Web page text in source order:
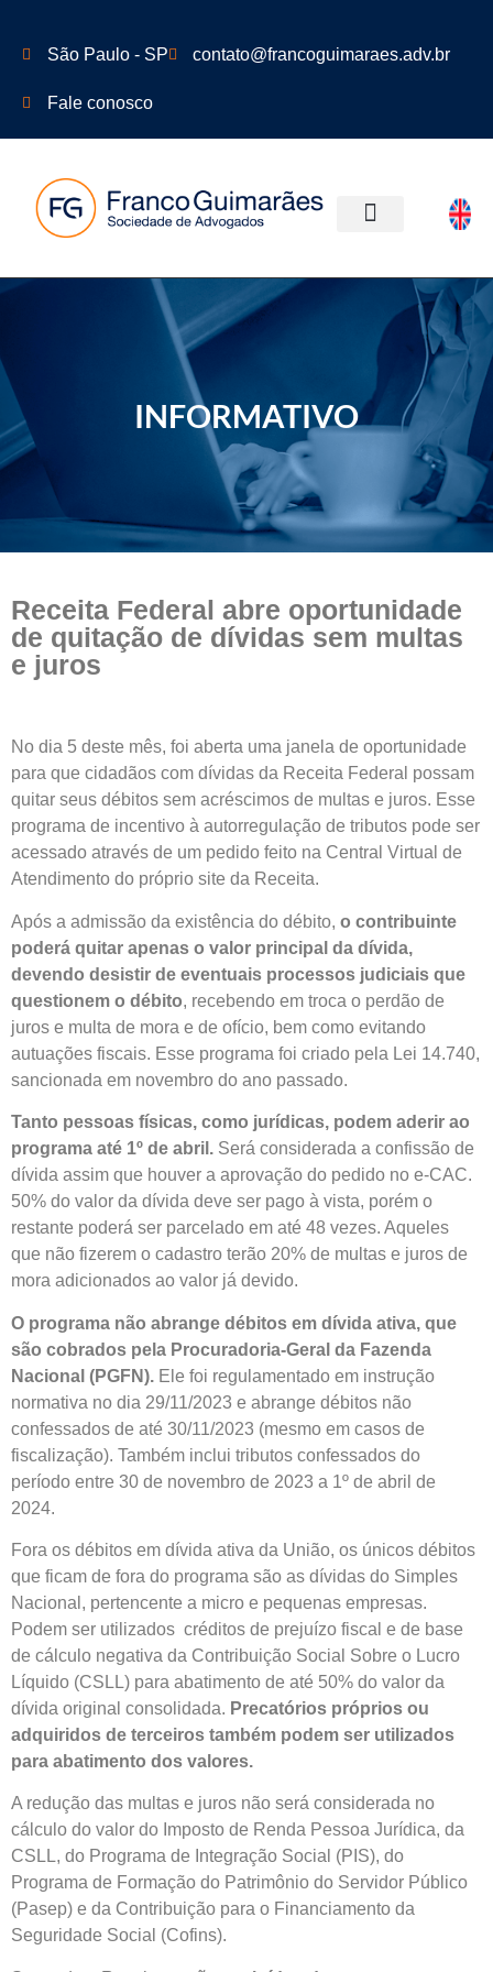
São Paulo - SP contato@francoguimaraes.adv.br
Fale conosco
INFORMATIVO
Receita Federal abre oportunidade
de quitação de dívidas sem multas
e juros
No dia 5 deste mês, foi aberta uma janela de oportunidade
para que cidadãos com dívidas da Receita Federal possam
quitar seus débitos sem acréscimos de multas e juros. Esse
programa de incentivo à autorregulação de tributos pode ser
acessado através de um pedido feito na Central Virtual de
Atendimento do próprio site da Receita.
Após a admissão da existência do débito, o contribuinte
poderá quitar apenas o valor principal da dívida,
devendo desistir de eventuais processos judiciais que
questionem o débito, recebendo em troca o perdão de
juros e multa de mora e de ofício, bem como evitando
autuações fiscais. Esse programa foi criado pela Lei 14.740,
sancionada em novembro do ano passado.
Tanto pessoas físicas, como jurídicas, podem aderir ao
programa até 1º de abril. Será considerada a confissão de
dívida assim que houver a aprovação do pedido no e-CAC.
50% do valor da dívida deve ser pago à vista, porém o
restante poderá ser parcelado em até 48 vezes. Aqueles
que não fizerem o cadastro terão 20% de multas e juros de
mora adicionados ao valor já devido.
O programa não abrange débitos em dívida ativa, que
são cobrados pela Procuradoria-Geral da Fazenda
Nacional (PGFN). Ele foi regulamentado em instrução
normativa no dia 29/11/2023 e abrange débitos não
confessados de até 30/11/2023 (mesmo em casos de
fiscalização). Também inclui tributos confessados do
período entre 30 de novembro de 2023 a 1º de abril de
2024.
Fora os débitos em dívida ativa da União, os únicos débitos
que ficam de fora do programa são as dívidas do Simples
Nacional, pertencente a micro e pequenas empresas.
Podem ser utilizados créditos de prejuízo fiscal e de base
de cálculo negativa da Contribuição Social Sobre o Lucro
Líquido (CSLL) para abatimento de até 50% do valor da
dívida original consolidada. Precatórios próprios ou
adquiridos de terceiros também podem ser utilizados
para abatimento dos valores.
A redução das multas e juros não será considerada no
cálculo do valor do Imposto de Renda Pessoa Jurídica, da
CSLL, do Programa de Integração Social (PIS), do
Programa de Formação do Patrimônio do Servidor Público
(Pasep) e da Contribuição para o Financiamento da
Seguridade Social (Cofins).